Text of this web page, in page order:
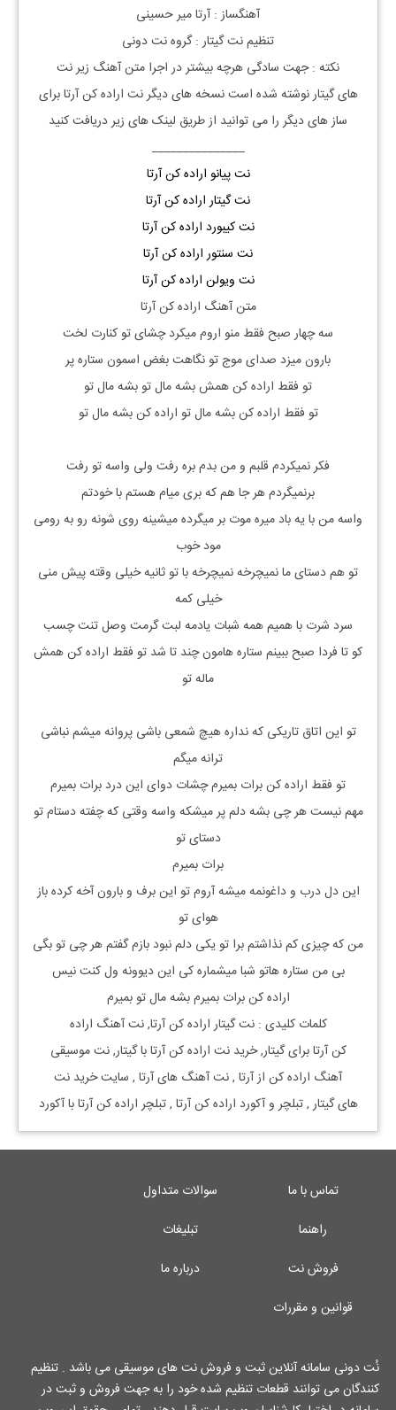
آهنگساز : آرتا میر حسینی
تنظیم نت گیتار : گروه نت دونی
نکته : جهت سادگی هرچه بیشتر در اجرا متن آهنگ زیر نت
هایگیتارنوشته شده است نسخه های دیگر نت اراده کنآرتابرای
ساز های دیگر را می توانید از طریق لینک های زیر دریافت کنید
_______________
نت پیانو اراده کن آرتا
نت گیتار اراده کن آرتا
نت کیبورد اراده کن آرتا
نت سنتور اراده کن آرتا
نت ویولن اراده کن آرتا
متن آهنگ اراده کن آرتا
سه چهار صبح فقط منو اروم میکرد چشای تو کنارت لخت
بارون میزد صدای موج تو نگاهت بغض اسمون ستاره پر
تو فقط اراده کن همش بشه مال تو بشه مال تو
تو فقط اراده کن بشه مال تو اراده کن بشه مال تو
فکر نمیکردم قلبم و من بدم بره رفت ولی واسه تو رفت
برنمیگردم هر جا هم که بری میام هستم با خودتم
واسه من با یه باد میره موت بر میگرده میشینه روی شونه رو به رومی
مود خوب
تو هم دستای ما نمیچرخه نمیچرخه با تو ثانیه خیلی وقته پیش منی
خیلی کمه
سرد شرت با همیم همه شبات یادمه لبت گرمت وصل تنت چسب
کو تا فردا صبح ببینم ستاره هامون چند تا شد تو فقط اراده کن همش
ماله تو
تو این اتاق تاریکی که نداره هیچ شمعی باشی پروانه میشم نباشی
ترانه میگم
تو فقط اراده کن برات بمیرم چشات دوای این درد برات بمیرم
مهم نیست هر چی بشه دلم پر میشکه واسه وقتی که چفته دستام تو
دستای تو
برات بمیرم
این دل درب و داغونمه میشه آروم تو این برف و بارون آخه کرده باز
هوای تو
من که چیزی کم نذاشتم برا تو یکی دلم نبود بازم گفتم هر چی تو بگی
بی من ستاره هاتو شبا میشماره کی این دیوونه ول کنت نیس
اراده کن برات بمیرم بشه مال تو بمیرم
کلمات کلیدی : نتگیتاراراده کنآرتا, نت آهنگ اراده
کنآرتابرایگیتار, خرید نت اراده کنآرتاباگیتار, نت موسیقی
آهنگ اراده کن ازآرتا , نت آهنگ هایآرتا , سایت خرید نت
هایگیتار, تبلچر و آکورد اراده کن آرتا , تبلچر اراده کن آرتا با آکورد
تماس با ما
سوالات متداول
راهنما
تبلیغات
فروش نت
درباره ما
قوانین و مقررات
نُت دونی سامانه آنلاین ثبت و فروش نت های موسیقی می باشد . تنظیم
کنندگان می توانند قطعات تنظیم شده خود را به جهت فروش و ثبت در